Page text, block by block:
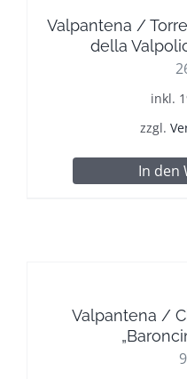
Valpantena /
della
inkl.
zzgl.
In den
Valpantena /